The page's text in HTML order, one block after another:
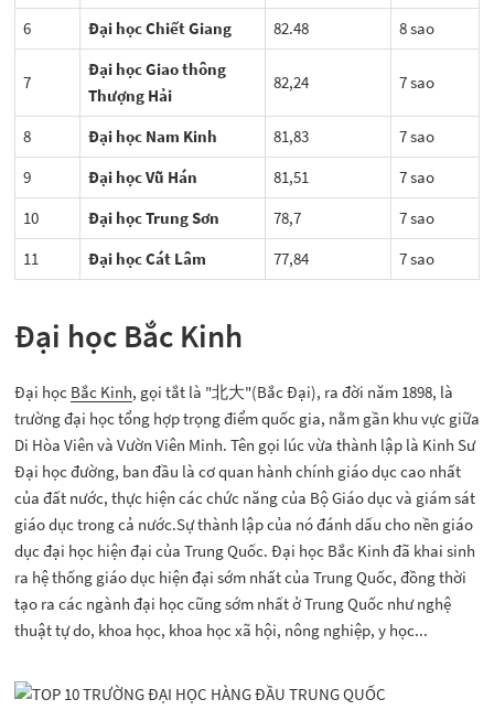
6 Đại học Chiết Giang 82.48 8 sao
7
Đại học Giao thông
Thượng Hải
82,24 7 sao
8 Đại học Nam Kinh 81,83 7 sao
9 Đại học Vũ Hán 81,51 7 sao
10 Đại học Trung Sơn 78,7 7 sao
11 Đại học Cát Lâm 77,84 7 sao
Đại học Bắc Kinh
Đại học Bắc Kinh, gọi tắt là "北大"(Bắc Đại), ra đời năm 1898, là
trường đại học tổng hợp trọng điểm quốc gia, nằm gần khu vực giữa
Di Hòa Viên và Vườn Viên Minh. Tên gọi lúc vừa thành lập là Kinh Sư
Đại học đường, ban đầu là cơ quan hành chính giáo dục cao nhất
của đất nước, thực hiện các chức năng của Bộ Giáo dục và giám sát
giáo dục trong cả nước.Sự thành lập của nó đánh dấu cho nền giáo
dục đại học hiện đại của Trung Quốc. Đại học Bắc Kinh đã khai sinh
ra hệ thống giáo dục hiện đại sớm nhất của Trung Quốc, đồng thời
tạo ra các ngành đại học cũng sớm nhất ở Trung Quốc như nghệ
thuật tự do, khoa học, khoa học xã hội, nông nghiệp, y học...